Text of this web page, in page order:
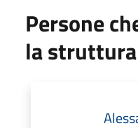
Persone
la struttura